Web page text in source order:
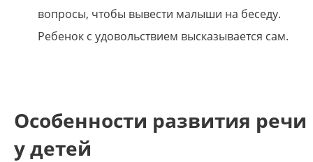
вопросы, чтобы вывести малыши на беседу.
Ребенок с удовольствием высказывается сам.
Особенности развития речи
у детей